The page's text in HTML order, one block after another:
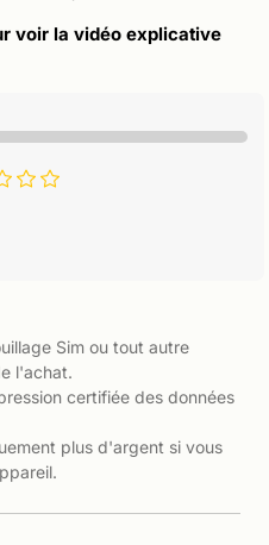
voir la vidéo explicative
Sim ou tout autre
l'achat.
certifiée des données
plus d'argent si vous